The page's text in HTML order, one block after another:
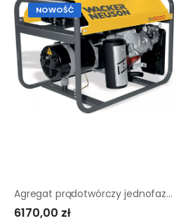
NOWOŚĆ
Agregat prądotwórczy jednofazowy Wacker Neuson GV 5000A
6170,00 zł